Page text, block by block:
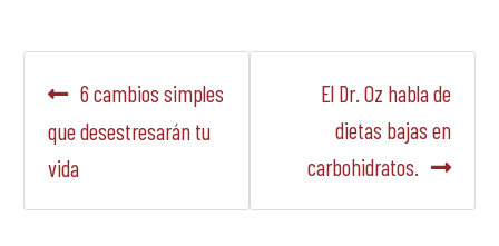
Navegación
de
entradas
Anterior:
6 cambios simples
que desestresarán tu
vida
Siguiente:
El Dr. Oz habla de
dietas bajas en
carbohidratos.